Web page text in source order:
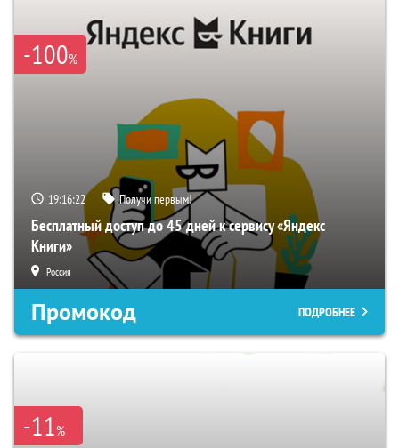
-100%
19:16:21 Получи первым!
Бесплатный доступ до 45 дней к сервису «Яндекс
Книги»
Россия
Промокод ПОДРОБНЕЕ
-11%